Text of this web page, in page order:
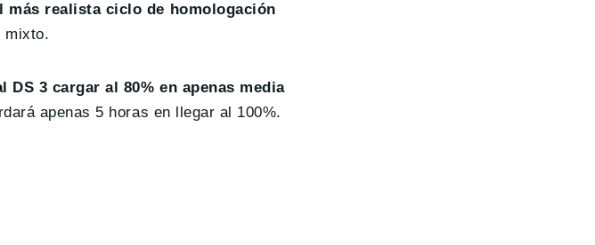
más realista ciclo de homologación
mixto.
3 cargar al 80% en apenas media
apenas 5 horas en llegar al 100%.